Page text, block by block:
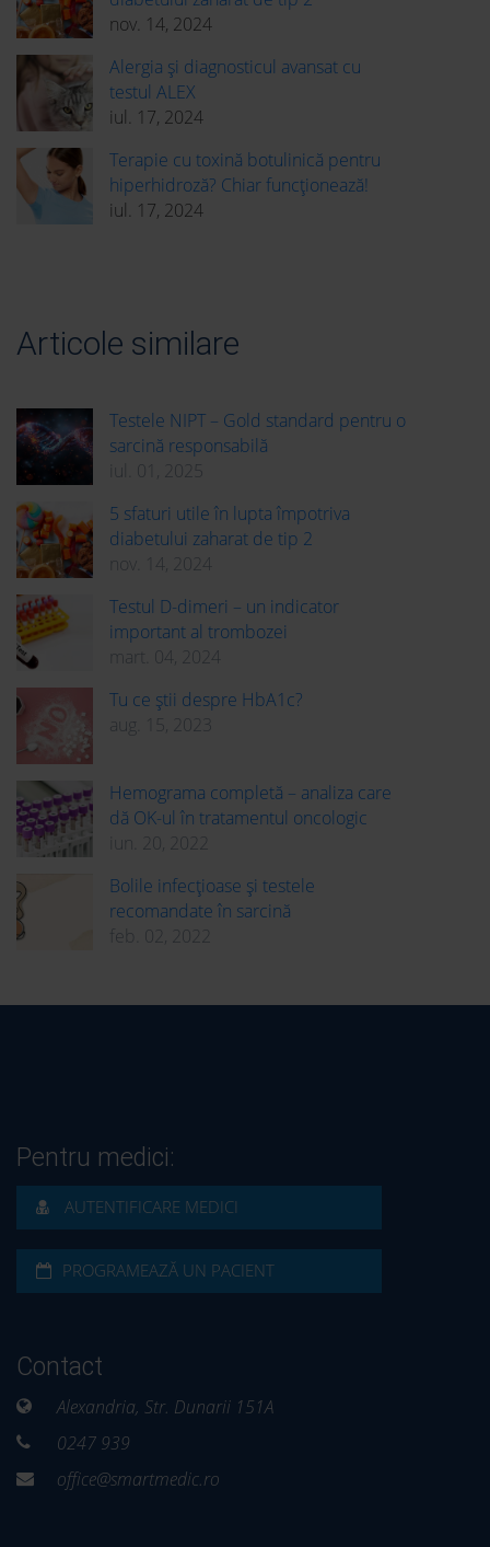
nov. 14, 2024
Alergia și diagnosticul avansat cu
testul ALEX
iul. 17, 2024
Terapie cu toxină botulinică pentru
hiperhidroză? Chiar funcționează!
iul. 17, 2024
Articole similare
Testele NIPT – Gold standard pentru o
sarcină responsabilă
iul. 01, 2025
5 sfaturi utile în lupta împotriva
diabetului zaharat de tip 2
nov. 14, 2024
Testul D-dimeri – un indicator
important al trombozei
mart. 04, 2024
Tu ce știi despre HbA1c?
aug. 15, 2023
Hemograma completă – analiza care
dă OK-ul în tratamentul oncologic
iun. 20, 2022
Bolile infecțioase și testele
recomandate în sarcină
feb. 02, 2022
Pentru medici:
AUTENTIFICARE MEDICI
PROGRAMEAZĂ UN PACIENT
Contact
Alexandria, Str. Dunarii 151A
0247 939
office@smartmedic.ro